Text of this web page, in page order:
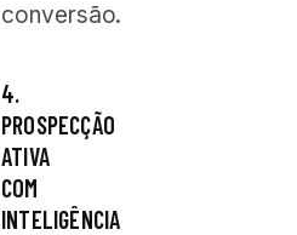
conversão.
4.
PROSPECÇÃO
ATIVA
COM
INTELIGÊNCIA